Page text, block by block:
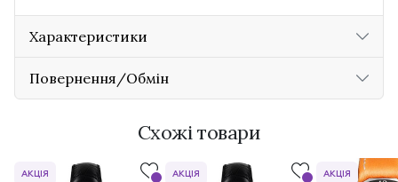
Характеристики
Повернення/Обмін
Схожі товари
АКЦІЯ АКЦІЯ АКЦІЯ